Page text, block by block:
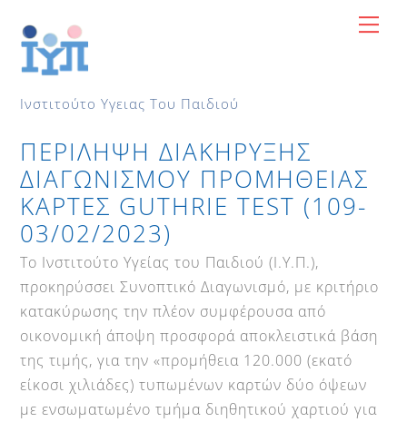
content
Ινστιτούτο Υγειας Του Παιδιού
ΠΕΡΙΛΗΨΗ ΔΙΑΚΗΡΥΞΗΣ
ΔΙΑΓΩΝΙΣΜΟΥ ΠΡΟΜΗΘΕΙΑΣ
ΚΑΡΤΕΣ GUTHRIE TEST (109-
03/02/2023)
Το Ινστιτούτο Υγείας του Παιδιού (Ι.Υ.Π.),
προκηρύσσει Συνοπτικό Διαγωνισμό, με κριτήριο
κατακύρωσης την πλέον συμφέρουσα από
οικονομική άποψη προσφορά αποκλειστικά βάση
της τιμής, για την «προμήθεια 120.000 (εκατό
είκοσι χιλιάδες) τυπωμένων καρτών δύο όψεων
με ενσωματωμένο τμήμα διηθητικού χαρτιού για